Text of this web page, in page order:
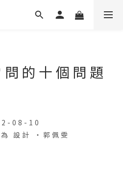
的十個問題
08-10
設計 ・郭佩雯